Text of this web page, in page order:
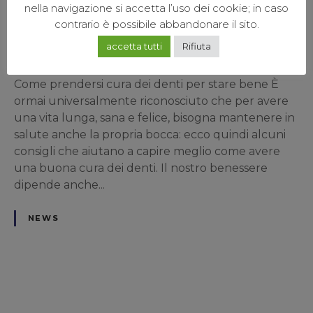
denti
FEBBRAIO 8, 2019
ISTITUTO IMPLANTOLOGICO
Come prendersi cura dei denti per stare bene È
ormai universalmente riconosciuto che per avere
una vita lunga, sana e felice, bisogna mantenere in
salute anche la propria bocca: ecco quindi alcuni
consigli che aiutano a capire meglio come avere
una buona cura dei denti. Il nostro benessere
dipende anche...
NEWS
nella navigazione si accetta l’uso dei cookie; in caso
contrario è possibile abbandonare il sito.
accetta tutti Rifiuta